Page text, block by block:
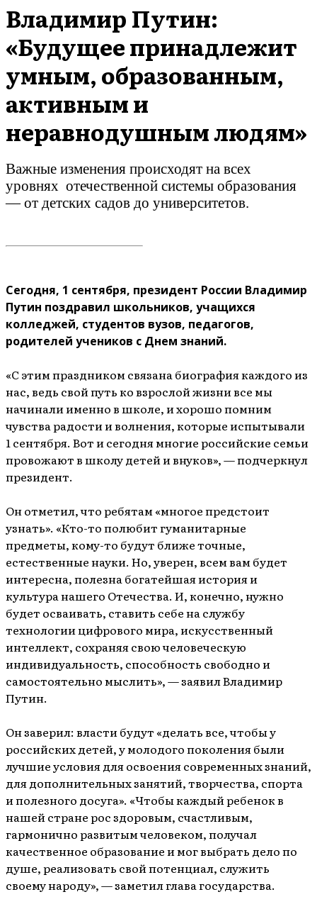
Владимир Путин:
«Будущее принадлежит
умным, образованным,
активным и
неравнодушным людям»
Важные изменения происходят на всех
уровнях отечественной системы образования
— от детских садов до университетов.
Сегодня, 1 сентября, президент России Владимир
Путин поздравил школьников, учащихся
колледжей, студентов вузов, педагогов,
родителей учеников с Днем знаний.
«С этим праздником связана биография каждого из
нас, ведь свой путь ко взрослой жизни все мы
начинали именно в школе, и хорошо помним
чувства радости и волнения, которые испытывали
1 сентября. Вот и сегодня многие российские семьи
провожают в школу детей и внуков», — подчеркнул
президент.
Он отметил, что ребятам «многое предстоит
узнать». «Кто-то полюбит гуманитарные
предметы, кому-то будут ближе точные,
естественные науки. Но, уверен, всем вам будет
интересна, полезна богатейшая история и
культура нашего Отечества. И, конечно, нужно
будет осваивать, ставить себе на службу
технологии цифрового мира, искусственный
интеллект, сохраняя свою человеческую
индивидуальность, способность свободно и
самостоятельно мыслить», — заявил Владимир
Путин.
Он заверил: власти будут «делать все, чтобы у
российских детей, у молодого поколения были
лучшие условия для освоения современных знаний,
для дополнительных занятий, творчества, спорта
и полезного досуга». «Чтобы каждый ребенок в
нашей стране рос здоровым, счастливым,
гармонично развитым человеком, получал
качественное образование и мог выбрать дело по
душе, реализовать свой потенциал, служить
своему народу», — заметил глава государства.